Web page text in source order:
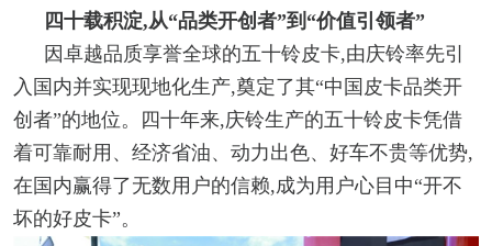
四十载积淀,从“品类开创者”到 “价值引领者”
因卓越品质享誉全球的五十铃皮卡,由庆铃率先引
入国内并实现现地化生产,奠定了其“中国皮卡品类开
创者”的地位。四十年来,庆铃生产的五十铃皮卡凭借
着可靠耐用、经济省油、动力出色、好车不贵等优势,
在国内赢得了无数用户的信赖,成为用户心目中“开不
坏的好皮卡”。